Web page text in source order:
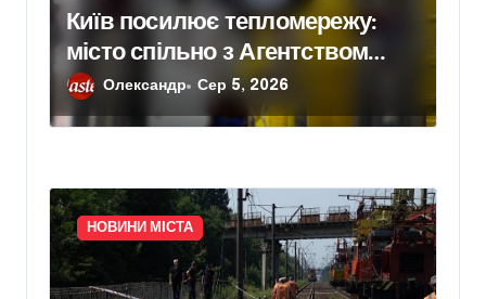
Київ посилює тепломережу:
місто спільно з Агентством
відновлення законтрактували
резервні потужності понад 1,5
Олександр Сер 5, 2026
НОВИНИ МІСТА